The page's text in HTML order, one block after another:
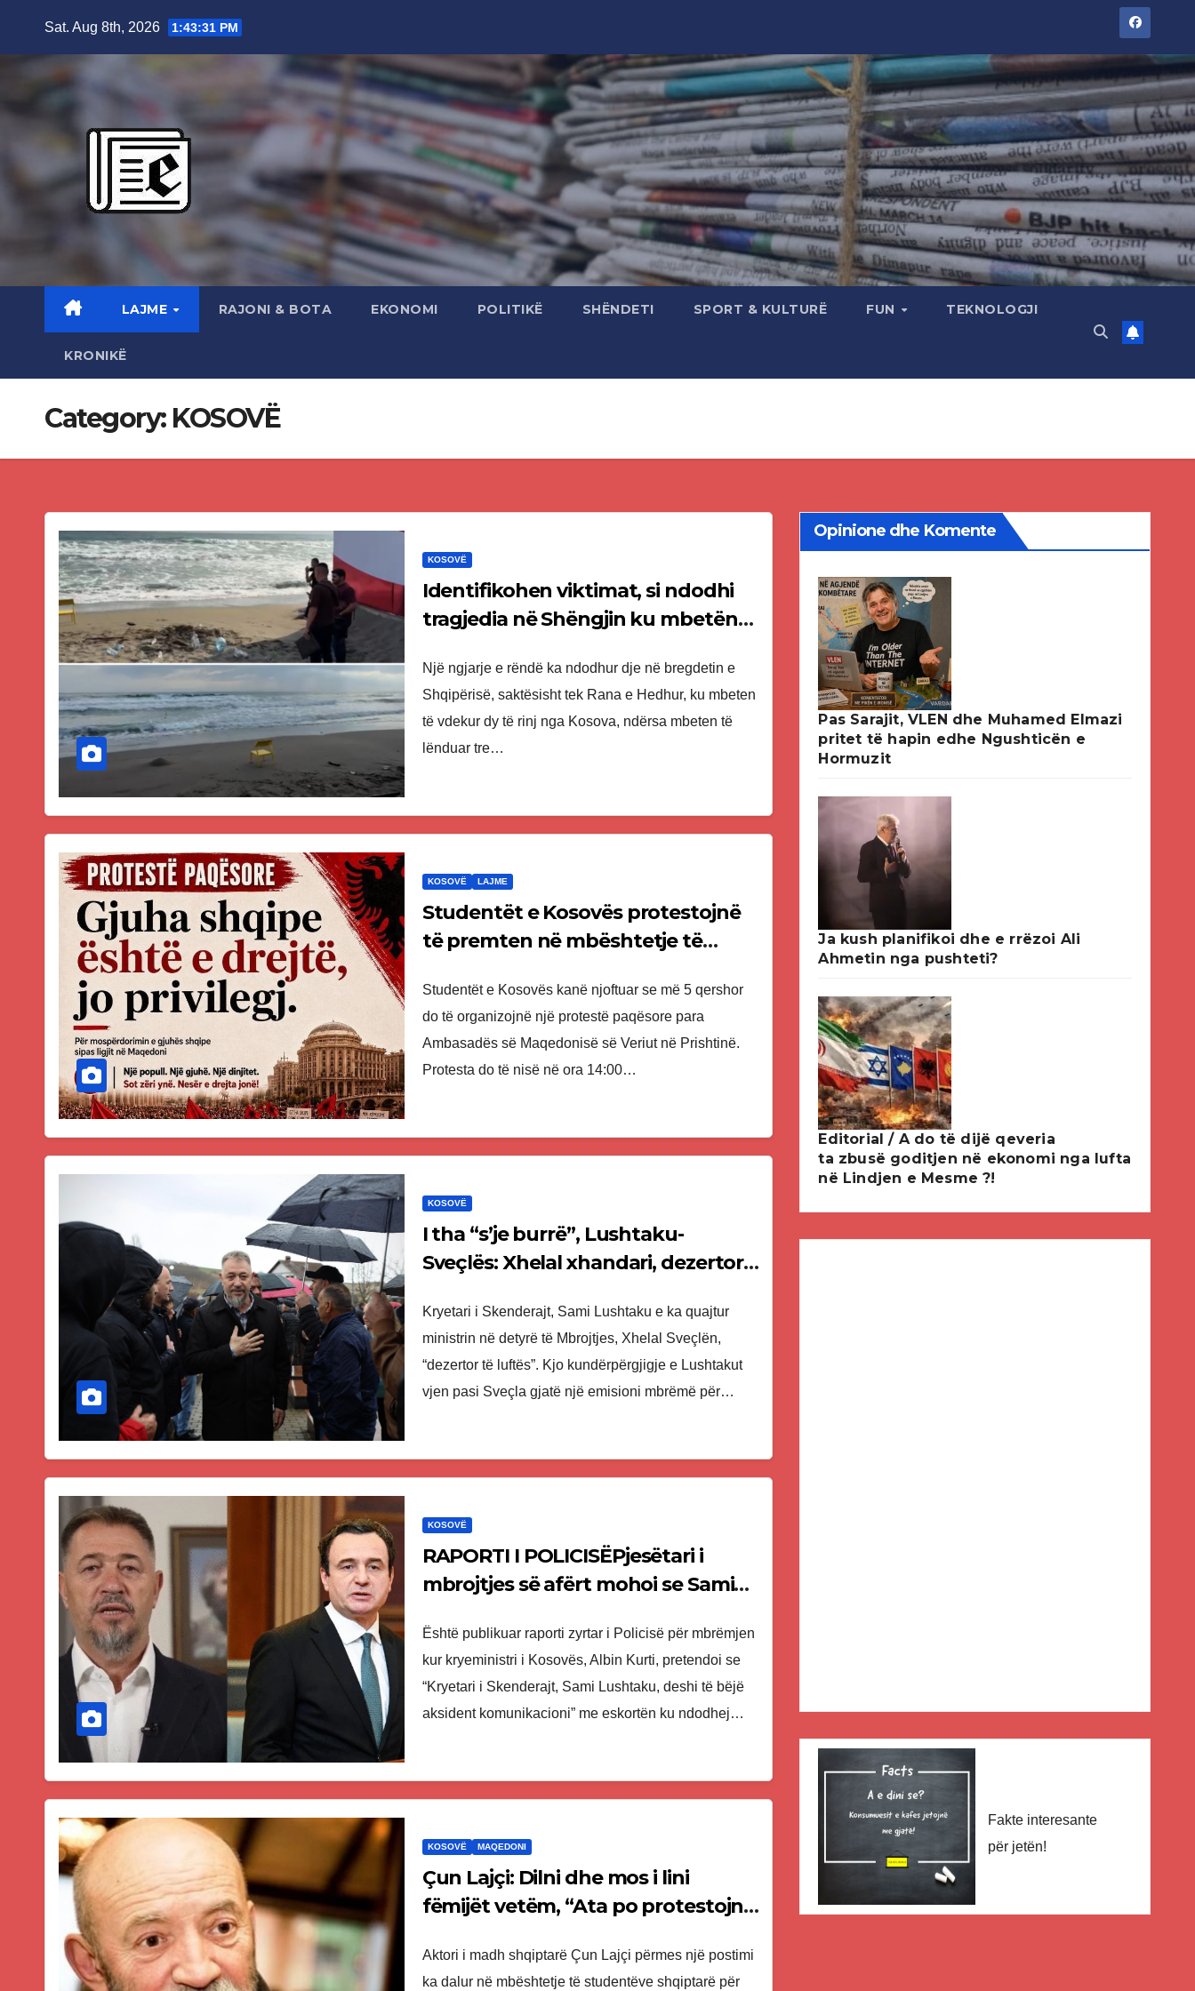
Sat. Aug 8th, 2026 1:43:32 PM
LAJME RAJONI & BOTA EKONOMI POLITIKË SHËNDETI SPORT & KULTURË FUN TEKNOLOGJI
KRONIKË
Category: KOSOVË
KOSOVË
Identifikohen viktimat, si ndodhi
tragjedia në Shëngjin ku mbetën
Një ngjarje e rëndë ka ndodhur dje në bregdetin e
Shqipërisë, saktësisht tek Rana e Hedhur, ku mbeten
të vdekur dy të rinj nga Kosova, ndërsa mbeten të
lënduar tre…
KOSOVË LAJME
Studentët e Kosovës protestojnë
të premten në mbështetje të
Veriut
Studentët e Kosovës kanë njoftuar se më 5 qershor
do të organizojnë një protestë paqësore para
Ambasadës së Maqedonisë së Veriut në Prishtinë.
Protesta do të nisë në ora 14:00…
KOSOVË
I tha “s’je burrë”, Lushtaku-
Sveçlës: Xhelal xhandari, dezertor i
burrëri
Kryetari i Skenderajt, Sami Lushtaku e ka quajtur
ministrin në detyrë të Mbrojtjes, Xhelal Sveçlën,
“dezertor të luftës”. Kjo kundërpërgjigje e Lushtakut
vjen pasi Sveçla gjatë një emisioni mbrëmë për…
KOSOVË
RAPORTI I POLICISËPjesëtari i
mbrojtjes së afërt mohoi se Sami
Është publikuar raporti zyrtar i Policisë për mbrëmjen
kur kryeministri i Kosovës, Albin Kurti, pretendoi se
“Kryetari i Skenderajt, Sami Lushtaku, deshi të bëjë
aksident komunikacioni” me eskortën ku ndodhej…
KOSOVË MAQEDONI
Çun Lajçi: Dilni dhe mos i lini
fëmijët vetëm, “Ata po protestojnë
të lodhun e të plakur
Aktori i madh shqiptarë Çun Lajçi përmes një postimi
ka dalur në mbështetje të studentëve shqiptarë për
Opinione dhe Komente
Pas Sarajit, VLEN dhe Muhamed Elmazi
pritet të hapin edhe Ngushticën e
Hormuzit
Ja kush planifikoi dhe e rrëzoi Ali
Ahmetin nga pushteti?
Editorial / A do të dijë qeveria
ta zbusë goditjen në ekonomi nga lufta
në Lindjen e Mesme ?!
Fakte interesante
për jetën!